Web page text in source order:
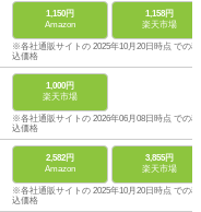
1,150円
Amazon
1,158円
楽天市場
※各社通販サイトの 2025年10月20日時点 での税
込価格
1,000円
楽天市場
※各社通販サイトの 2026年06月08日時点 での税
込価格
2,582円
Amazon
3,855円
楽天市場
※各社通販サイトの 2025年10月20日時点 での税
込価格